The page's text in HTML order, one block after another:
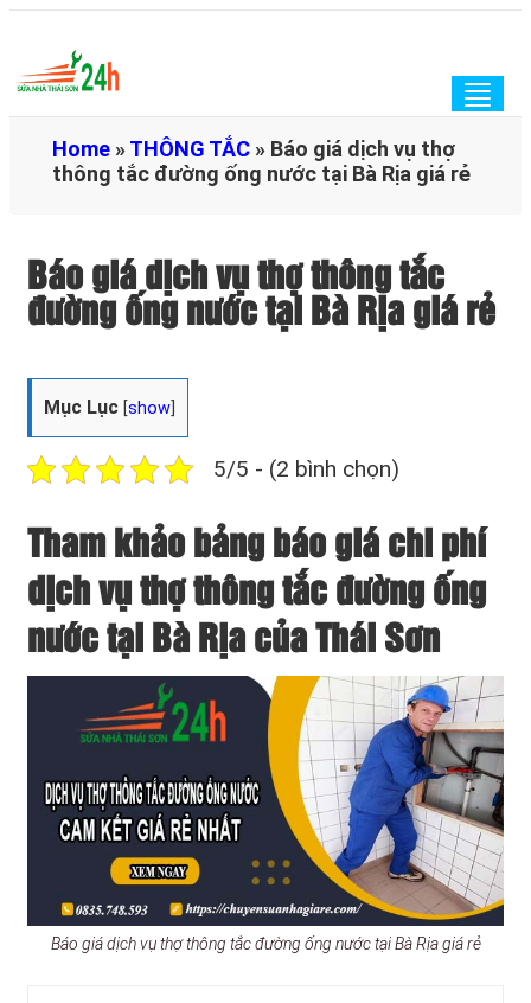
Home »THÔNG TẮC » Báo giá dịch vụ thợ
thông tắc đường ống nước tại Bà Rịa giá rẻ
Báo giá dịch vụ thợ thông tắc
đường ống nước tại Bà Rịa giá rẻ
Mục Lục [show
5/5 - (2 bình chọn)
Tham khảo bảng báo giá chi phí
dịch vụ thợ thông tắc đường ống
nước tại Bà Rịa của Thái Sơn
Báo giá dịch vụ thợ thông tắc đường ống nước tại Bà Rịa giá rẻ